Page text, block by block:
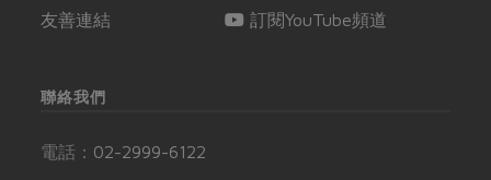
友善連結
訂閱YouTube頻道
聯絡我們
電話： 02-2999-6122